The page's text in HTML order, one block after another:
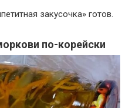
закусочка» готов.
по-корейски